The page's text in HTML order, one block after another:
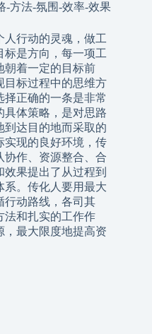
-方法-氛围-效率-效果
人行动的灵魂，做工
是方向，每一项工
朝着一定的目标前
目标过程中的思维方
正确的一条是非常
具体策略，是对思路
到达目的地而采取的
实现的良好环境，传
协作、资源整合、合
果提出了从过程到
系。传化人要用最大
行动路线，各司其
法和扎实的工作作
，最大限度地提高资